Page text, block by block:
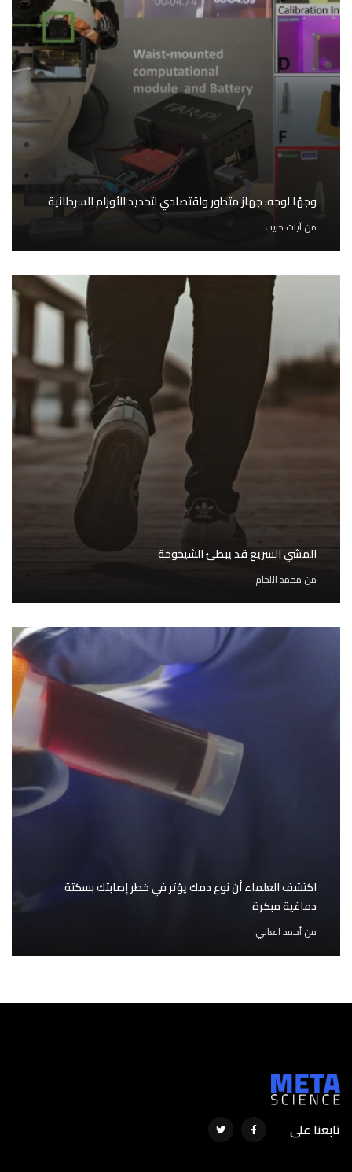
وجهًا لوجه: جهاز متطور واقتصادي لتحديد الأورام السرطانية
منآيات حبيب
المشي السريع قد يبطئ الشيخوخة
من محمد اللحام
اكتشف العلماء أن نوع دمك يؤثر في خطر إصابتك بسكتة
دماغية مبكرة
منأحمد العاني
تابعنا على